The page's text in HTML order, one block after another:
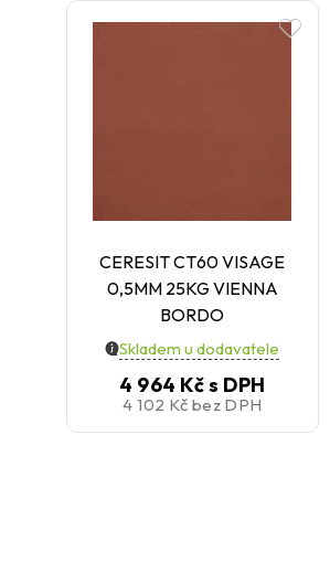
CERESIT CT60 VISAGE
0,5MM 25KG VIENNA
BORDO
Skladem u dodavatele
4 964 Kčs DPH
4 102 Kč bez DPH